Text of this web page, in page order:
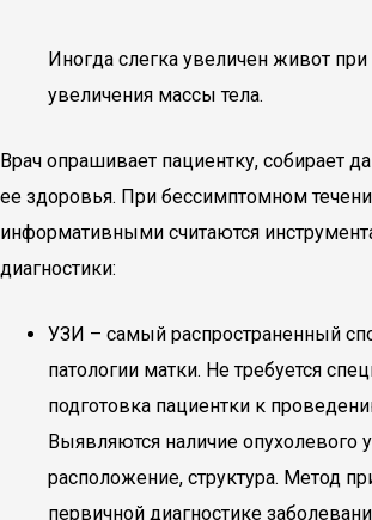
Иногда слегка увеличен живот при
увеличения массы тела.
Врач опрашивает пациентку, собирает
ее здоровья. При бессимптомном
информативными считаются
диагностики:
УЗИ – самый распространенный
патологии матки. Не требуется
подготовка пациентки к
Выявляются наличие опухолевого
расположение, структура. Метод
первичной диагностике